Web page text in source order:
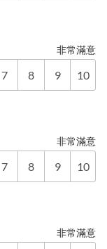
非常滿意
7 8 9 10
非常滿意
7 8 9 10
非常滿意